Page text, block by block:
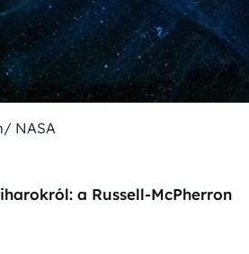
NASA
a Russell-McPherron